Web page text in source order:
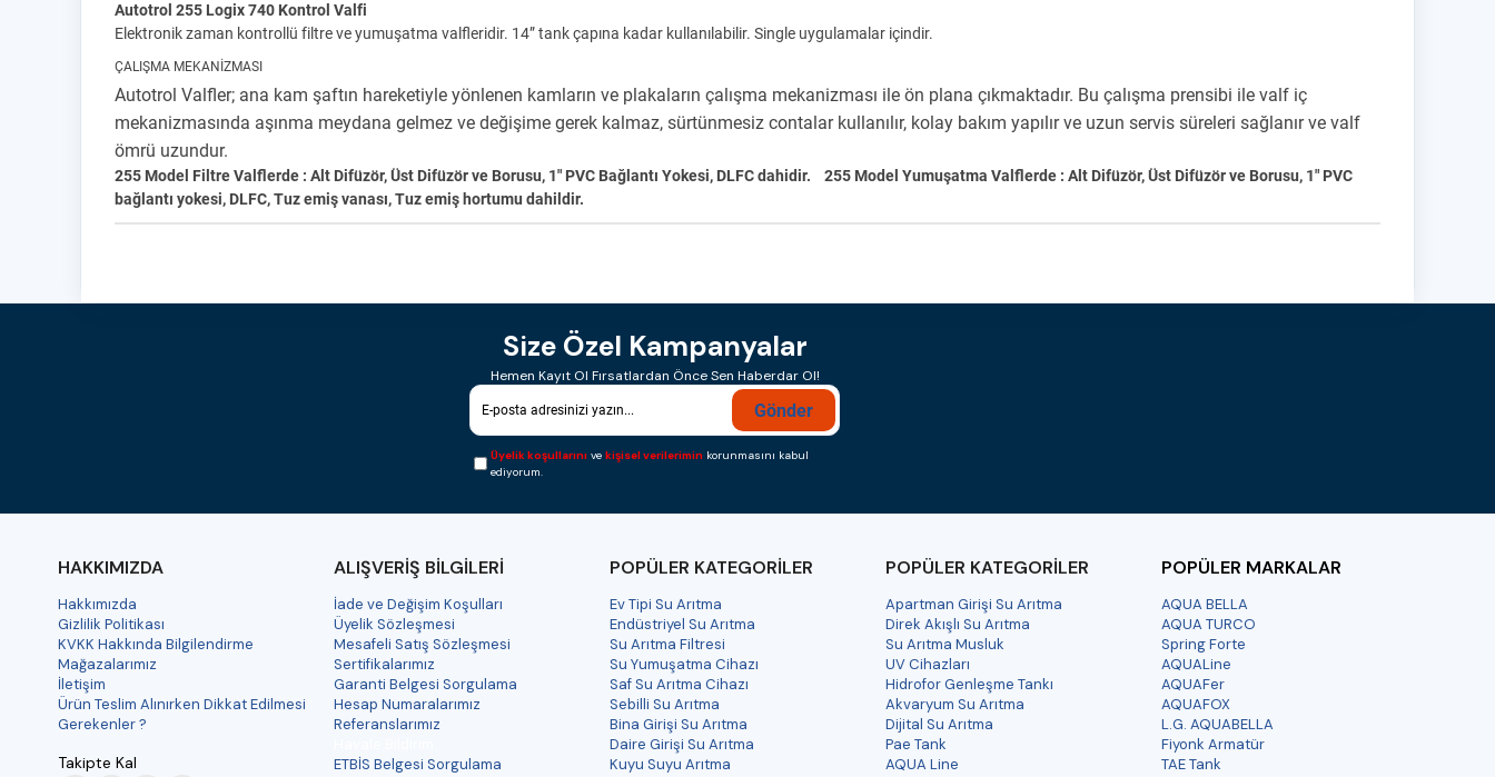
Autotrol 255 Logix 740 Kontrol Valfi
Elektronik zaman kontrollü filtre ve yumuşatma valfleridir. 14” tank çapına kadar kullanılabilir. Single uygulamalar içindir.
ÇALIŞMA MEKANİZMASI
Autotrol Valfler; ana kam şaftın hareketiyle yönlenen kamların ve plakaların çalışma mekanizması ile ön plana çıkmaktadır. Bu çalışma prensibi ile valf iç
mekanizmasında aşınma meydana gelmez ve değişime gerek kalmaz, sürtünmesiz contalar kullanılır, kolay bakım yapılır ve uzun servis süreleri sağlanır ve valf
ömrü uzundur.
255 Model Filtre Valflerde : Alt Difüzör, Üst Difüzör ve Borusu, 1" PVC Bağlantı Yokesi, DLFC dahidir. 255 Model Yumuşatma Valflerde : Alt Difüzör, Üst Difüzör ve Borusu, 1" PVC
bağlantı yokesi, DLFC, Tuz emiş vanası, Tuz emiş hortumu dahildir.
Size Özel Kampanyalar
Hemen Kayıt Ol Fırsatlardan Önce Sen Haberdar Ol!
Gönder
Üyelik koşullarını vekişisel verilerimin korunmasını kabul
ediyorum.
HAKKIMIZDA
Hakkımızda
Gizlilik Politikası
KVKK Hakkında Bilgilendirme
Mağazalarımız
İletişim
Ürün Teslim Alınırken Dikkat Edilmesi
Gerekenler ?
Takipte Kal
ALIŞVERİŞ BİLGİLERİ
İade ve Değişim Koşulları
Üyelik Sözleşmesi
Mesafeli Satış Sözleşmesi
Sertifikalarımız
Garanti Belgesi Sorgulama
Hesap Numaralarımız
Referanslarımız
ETBİS Belgesi Sorgulama
POPÜLER KATEGORİLER
Ev Tipi Su Arıtma
Endüstriyel Su Arıtma
Su Arıtma Filtresi
Su Yumuşatma Cihazı
Saf Su Arıtma Cihazı
Sebilli Su Arıtma
Bina Girişi Su Arıtma
Daire Girişi Su Arıtma
Kuyu Suyu Arıtma
POPÜLER KATEGORİLER
Apartman Girişi Su Arıtma
Direk Akışlı Su Arıtma
Su Arıtma Musluk
UV Cihazları
Hidrofor Genleşme Tankı
Akvaryum Su Arıtma
Dijital Su Arıtma
Pae Tank
AQUA Line
POPÜLER MARKALAR
AQUA BELLA
AQUA TURCO
Spring Forte
AQUALine
AQUAFer
AQUAFOX
L.G. AQUABELLA
Fiyonk Armatür
TAE Tank